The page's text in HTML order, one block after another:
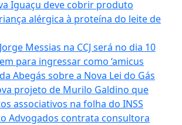
Iguaçu deve cobrir produto
alérgica à proteína do leite de
Messias na CCJ será no dia 10
para ingressar como ‘amicus
Abegás sobre a Nova Lei do Gás
projeto de Murilo Galdino que
associativos na folha do INSS
Advogados contrata consultora